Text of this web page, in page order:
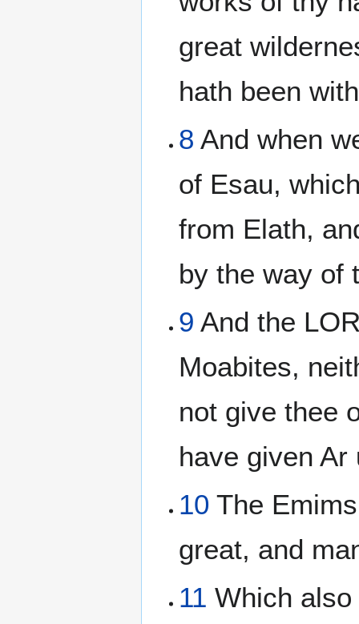
great
hath been
8 And when
of Esau,
from Elath,
by the way of
9 And the
Moabites,
not give thee
have given
10 The
great, and
11 Which